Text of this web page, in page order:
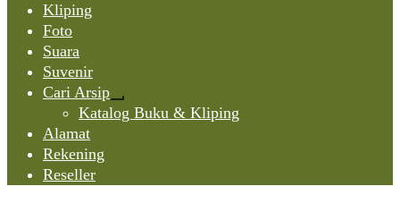
Kliping
Foto
Suara
Suvenir
Cari Arsip
Expand
child
Katalog Buku & Kliping
Alamat
Rekening
Reseller